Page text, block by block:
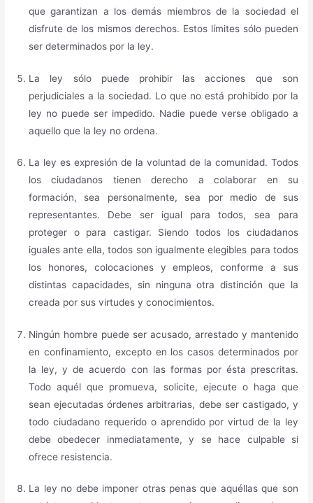
que garantizan a los demás miembros de la sociedad el
disfrute de los mismos derechos. Estos límites sólo pueden
ser determinados por la ley.
La ley sólo puede prohibir las acciones que son
perjudiciales a la sociedad. Lo que no está prohibido por la
ley no puede ser impedido. Nadie puede verse obligado a
aquello que la ley no ordena.
La ley es expresión de la voluntad de la comunidad. Todos
los ciudadanos tienen derecho a colaborar en su
formación, sea personalmente, sea por medio de sus
representantes. Debe ser igual para todos, sea para
proteger o para castigar. Siendo todos los ciudadanos
iguales ante ella, todos son igualmente elegibles para todos
los honores, colocaciones y empleos, conforme a sus
distintas capacidades, sin ninguna otra distinción que la
creada por sus virtudes y conocimientos.
Ningún hombre puede ser acusado, arrestado y mantenido
en confinamiento, excepto en los casos determinados por
la ley, y de acuerdo con las formas por ésta prescritas.
Todo aquél que promueva, solicite, ejecute o haga que
sean ejecutadas órdenes arbitrarias, debe ser castigado, y
todo ciudadano requerido o aprendido por virtud de la ley
debe obedecer inmediatamente, y se hace culpable si
ofrece resistencia.
La ley no debe imponer otras penas que aquéllas que son